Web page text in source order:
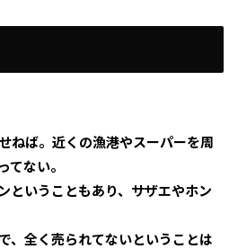
ねば。近くの漁港やスーパーを周
てない。
ということもあり、サザエやホン
、全く売られてないということは